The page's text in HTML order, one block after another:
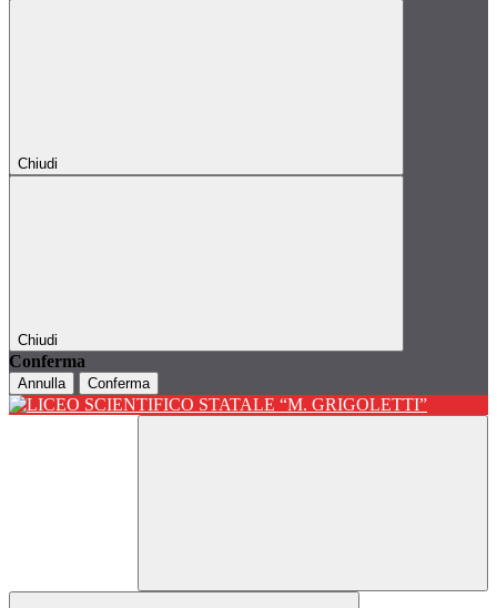
Chiudi
Chiudi
Conferma
Annulla Conferma